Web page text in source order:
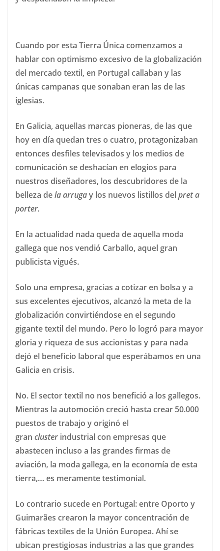
Cuando por esta Tierra Única comenzamos a
hablar con optimismo excesivo de la globalización
del mercado textil, en Portugal callaban y las
únicas campanas que sonaban eran las de las
iglesias.
En Galicia, aquellas marcas pioneras, de las que
hoy en día quedan tres o cuatro, protagonizaban
entonces desfiles televisados y los medios de
comunicación se deshacían en elogios para
nuestros diseñadores, los descubridores de la
belleza dela arrugay los nuevos listillos delpret a
porter.
En la actualidad nada queda de aquella moda
gallega que nos vendió Carballo, aquel gran
publicista vigués.
Solo una empresa, gracias a cotizar en bolsa y a
sus excelentes ejecutivos, alcanzó la meta de la
globalización convirtiéndose en el segundo
gigante textil del mundo. Pero lo logró para mayor
gloria y riqueza de sus accionistas y para nada
dejó el beneficio laboral que esperábamos en una
Galicia en crisis.
No. El sector textil no nos benefició a los gallegos.
Mientras la automoción creció hasta crear 50.000
puestos de trabajo y originó el
gran cluster industrial con empresas que
abastecen incluso a las grandes firmas de
aviación, la moda gallega, en la economía de esta
tierra,… es meramente testimonial.
Lo contrario sucede en Portugal: entre Oporto y
Guimarães crearon la mayor concentración de
fábricas textiles de la Unión Europea. Ahí se
ubican prestigiosas industrias a las que grandes